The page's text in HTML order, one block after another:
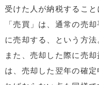
受けた人が納税すること
「売買」は、通常の売
に売却する、という方法
また、売却した際に売
は、売却した翌年の確